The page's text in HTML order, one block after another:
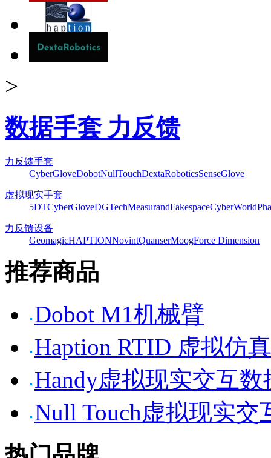
>
数据手套 力反馈
力反馈手套
CyberGloveDobotNullTouchDextaRoboticsSenseGlove
虚拟现实手套
5DTCyberGloveDGTechMeasurandFakespaceCyberWorld
力反馈设备
GeomagicHAPTIONNovintQuanserMoogForce Dimension
推荐商品
Dobot M1机械臂
Haption RTID 虚拟仿
Handy虚拟现实交互数
Null Touch虚拟现实交